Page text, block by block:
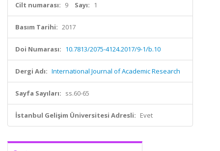
Cilt numarası: 9 Sayı: 1
Basım Tarihi: 2017
Doi Numarası: 10.7813/2075-4124.2017/9-1/b.10
Dergi Adı: International Journal of Academic Research
Sayfa Sayıları: ss.60-65
İstanbul Gelişim Üniversitesi Adresli: Evet